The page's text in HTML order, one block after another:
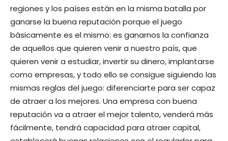
regiones y los países están en la misma batalla por
ganarse la buena reputación porque el juego
básicamente es el mismo: es ganarnos la confianza
de aquellos que quieren venir a nuestro país, que
quieren venir a estudiar, invertir su dinero, implantarse
como empresas, y todo ello se consigue siguiendo las
mismas reglas del juego: diferenciarte para ser capaz
de atraer a los mejores. Una empresa con buena
reputación va a atraer el mejor talento, venderá más
fácilmente, tendrá capacidad para atraer capital,